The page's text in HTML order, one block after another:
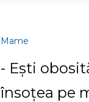
Mame
- Eşti
însoţea pe